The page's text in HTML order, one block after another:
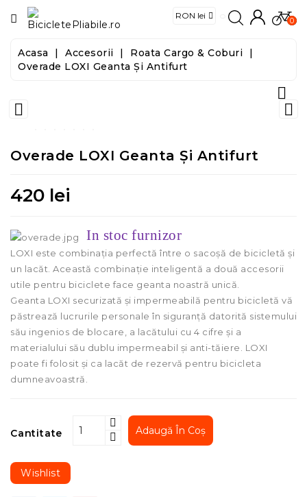
CATEGORIE
Biciclete
Biciclete
Electrice
Food
&
Tools
0
Acasa Accesorii
Roata Cargo & Coburi
Overade LOXI Geanta Și Antifurt



Overade LOXI Geanta Și Antifurt
420 lei
In stoc furnizor
LOXI este combinația perfectă între o sacoșă de bicicletă și
un lacăt. Această combinație inteligentă a două accesorii
utile pentru biciclete face geanta noastră unică.
Geanta LOXI securizată și impermeabilă pentru bicicletă vă
păstrează lucrurile personale în siguranță datorită sistemului
său ingenios de blocare, a lacătului cu 4 cifre și a
materialului său dublu impermeabil și anti-tăiere. LOXI
poate fi folosit și ca lacăt de rezervă pentru bicicleta
dumneavoastră.
Cantitate Adaugă În Coș
Wishlist